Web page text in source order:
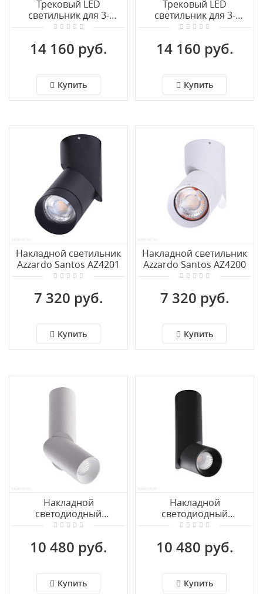
Трековый LED
светильник для 3-
фазного трека Azzardo
14 160 руб.
Купить
Трековый LED
светильник для 3-
фазного трека Azzardo
14 160 руб.
Купить
Накладной светильник
Azzardo Santos AZ4201
7 320 руб.
Купить
Накладной светильник
Azzardo Santos AZ4200
7 320 руб.
Купить
Накладной
светодиодный
светильник Azzardo
10 480 руб.
Купить
Накладной
светодиодный
светильник Azzardo
10 480 руб.
Купить